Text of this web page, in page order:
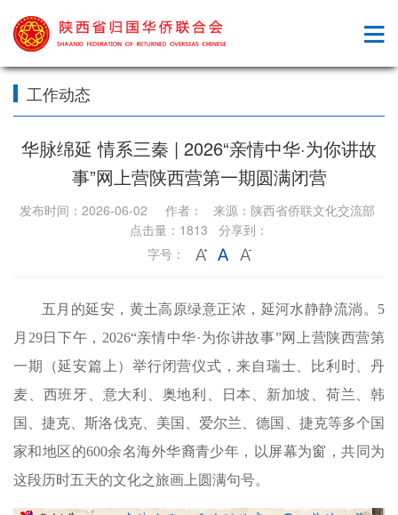
工作动态
华脉绵延 情系三秦 | 2026“亲情中华·为你讲故
事”网上营陕西营第一期圆满闭营
发布时间：2026-06-02 作者： 来源：陕西省侨联文化交流部
点击量：1813 分享到：
字号：
五月的延安，黄土高原绿意正浓，延河水静静流淌。5
月29日下午，2026“亲情中华·为你讲故事”网上营陕西营第
一期（延安篇上）举行闭营仪式，来自瑞士、比利时、丹
麦、西班牙、意大利、奥地利、日本、新加坡、荷兰、韩
国、捷克、斯洛伐克、美国、爱尔兰、德国、捷克等多个国
家和地区的600余名海外华裔青少年，以屏幕为窗，共同为
这段历时五天的文化之旅画上圆满句号。